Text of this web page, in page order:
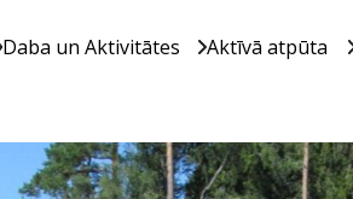
Daba un Aktivitātes Aktīvā atpūta